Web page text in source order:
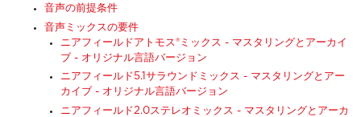
音声の前提条件
音声ミックスの要件
ニアフィールドアトモス®ミックス - マスタリングとアーカイ
ブ - オリジナル言語バージョン
ニアフィールド5.1サラウンドミックス - マスタリングとアー
カイブ - オリジナル言語バージョン
ニアフィールド2.0ステレオミックス - マスタリングとアーカ